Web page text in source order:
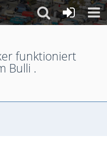
funktioniert
Bulli .